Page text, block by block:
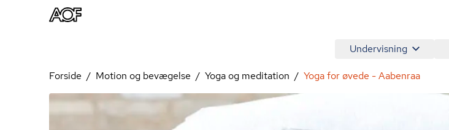
Undervisning
Forside Motion og bevægelse Yoga og meditation Yoga for øvede - Aabenraa